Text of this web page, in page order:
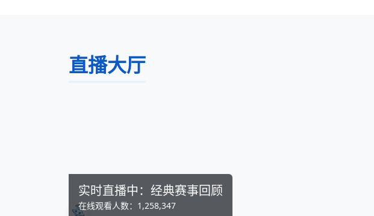
直播大厅
实时直播中：经典赛事回顾
在线观看人数：1,258,347